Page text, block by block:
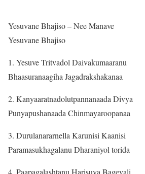
Yesuvane Bhajiso – Nee Manave
Yesuvane Bhajiso
1. Yesuve Tritvadol Daivakumaaranu
Bhaasuranaagiha Jagadrakshakanaa
2. Kanyaaratnadolutpannanaada Divya
Punyapushanaada Chinmayaroopanaa
3. Durulanararnella Karunisi Kaanisi
Paramasukhagalanu Dharaniyol torida
4. Paapagalashtanu Harisuva Bageyali